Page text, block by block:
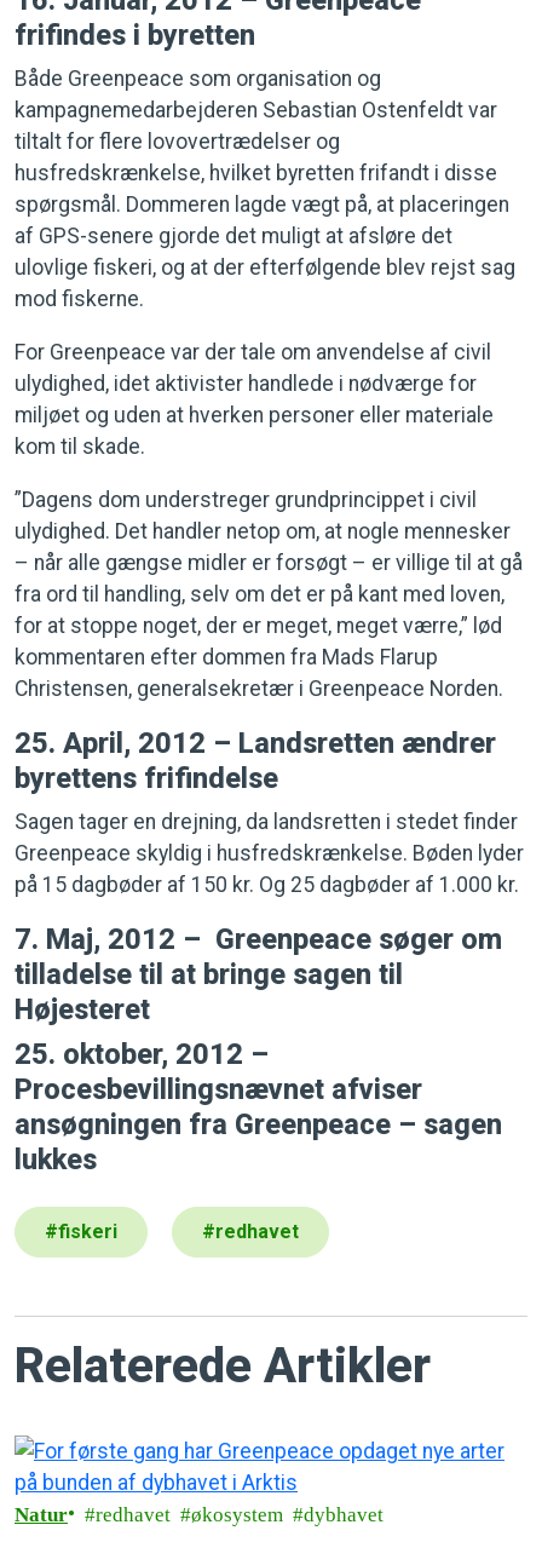
frifindes i byretten
Både Greenpeace som organisation og
kampagnemedarbejderen Sebastian Ostenfeldt var
tiltalt for flere lovovertrædelser og
husfredskrænkelse, hvilket byretten frifandt i disse
spørgsmål. Dommeren lagde vægt på, at placeringen
af GPS-senere gjorde det muligt at afsløre det
ulovlige fiskeri, og at der efterfølgende blev rejst sag
mod fiskerne.
For Greenpeace var der tale om anvendelse af civil
ulydighed, idet aktivister handlede i nødværge for
miljøet og uden at hverken personer eller materiale
kom til skade.
”Dagens dom understreger grundprincippet i civil
ulydighed. Det handler netop om, at nogle mennesker
– når alle gængse midler er forsøgt – er villige til at gå
fra ord til handling, selv om det er på kant med loven,
for at stoppe noget, der er meget, meget værre,” lød
kommentaren efter dommen fra Mads Flarup
Christensen, generalsekretær i Greenpeace Norden.
25. April, 2012 – Landsretten ændrer
byrettens frifindelse
Sagen tager en drejning, da landsretten i stedet finder
Greenpeace skyldig i husfredskrænkelse. Bøden lyder
på 15 dagbøder af 150 kr. Og 25 dagbøder af 1.000 kr.
7. Maj, 2012 – Greenpeace søger om
tilladelse til at bringe sagen til
Højesteret
25. oktober, 2012 –
Procesbevillingsnævnet afviser
ansøgningen fra Greenpeace – sagen
lukkes
#fiskeri #redhavet
Relaterede Artikler
Natur redhavet økosystem dybhavet